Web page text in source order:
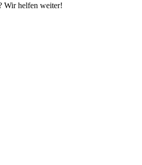
Wir helfen weiter!